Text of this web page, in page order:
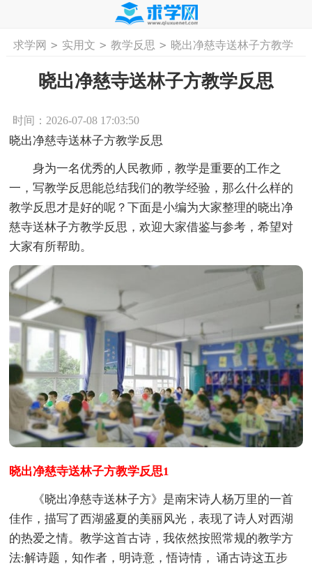
首页 工作计划 活动计划 学习计划
求学网 > 实用文 > 教学反思 > 晓出净慈寺送林子方教学
晓出净慈寺送林子方教学反思
时间：2026-07-08 17:03:50
晓出净慈寺送林子方教学反思
身为一名优秀的人民教师，教学是重要的工作之
一，写教学反思能总结我们的教学经验，那么什么样的
教学反思才是好的呢？下面是小编为大家整理的晓出净
慈寺送林子方教学反思，欢迎大家借鉴与参考，希望对
大家有所帮助。
晓出净慈寺送林子方教学反思1
《晓出净慈寺送林子方》是南宋诗人杨万里的一首
佳作，描写了西湖盛夏的美丽风光，表现了诗人对西湖
的热爱之情。教学这首古诗，我依然按照常规的教学方
法:解诗题，知作者，明诗意，悟诗情， 诵古诗这五步